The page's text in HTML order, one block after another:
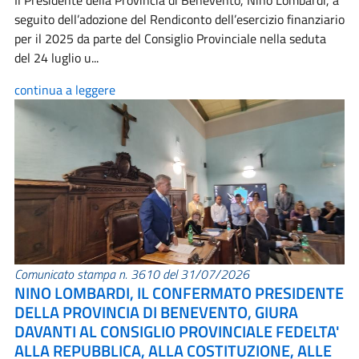
seguito dell’adozione del Rendiconto dell’esercizio finanziario
per il 2025 da parte del Consiglio Provinciale nella seduta
del 24 luglio u...
continua a leggere
Comunicato stampa n. 3610 del 31/07/2026
NINO LOMBARDI, IL CONFERMATO PRESIDENTE
DELLA PROVINCIA DI BENEVENTO, GIURA
DAVANTI AL CONSIGLIO PROVINCIALE FEDELTA'
ALLA REPUBBLICA, ALLA COSTITUZIONE, ALLE